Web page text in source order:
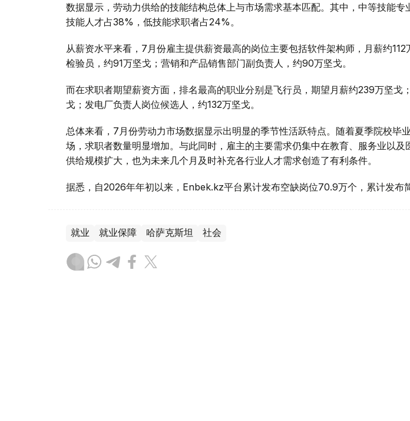
数据显示，劳动力供给的技能结构总体上与市场需求基本匹配。其中，中等技能
技能人才占38%，低技能求职者占24%。
从薪资水平来看，7月份雇主提供薪资最高的岗位主要包括软件架构师，月薪约
检验员，约91万坚戈；营销和产品销售部门副负责人，约90万坚戈。
而在求职者期望薪资方面，排名最高的职业分别是飞行员，期望月薪约239万坚戈
戈；发电厂负责人岗位候选人，约132万坚戈。
总体来看，7月份劳动力市场数据显示出明显的季节性活跃特点。随着夏季院校毕
场，求职者数量明显增加。与此同时，雇主的主要需求仍集中在教育、服务业以及
供给规模扩大，也为未来几个月及时补充各行业人才需求创造了有利条件。
据悉，自2026年年初以来，Enbek.kz平台累计发布空缺岗位70.9万个，累计发布
就业 就业保障 哈萨克斯坦 社会